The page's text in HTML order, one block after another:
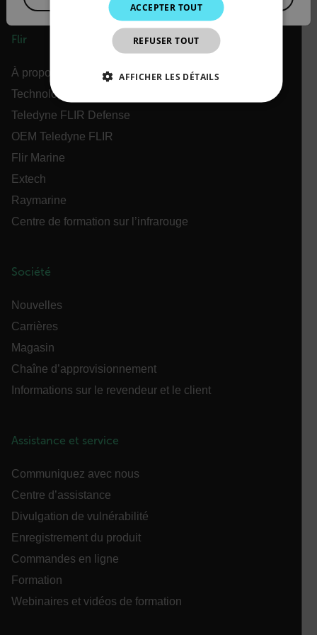
Flir
À propos de Flir
Technologies Teledyne
Teledyne FLIR Defense
OEM Teledyne FLIR
Flir Marine
Extech
Raymarine
Centre de formation sur l’infrarouge
Société
Nouvelles
Carrières
Magasin
Chaîne d’approvisionnement
Informations sur le revendeur et le client
Assistance et service
Communiquez avec nous
Centre d’assistance
Divulgation de vulnérabilité
Enregistrement du produit
Commandes en ligne
Formation
Webinaires et vidéos de formation
JAPANESE
CHINESE
ACCEPTER TOUT
REFUSER TOUT
AFFICHER LES DÉTAILS
STRICTEMENT NÉCESSAIRES
PERFORMANCE
Nom
cart_products_oids
cashrun_session_id
CS_FPC
Politique de confidentialité de